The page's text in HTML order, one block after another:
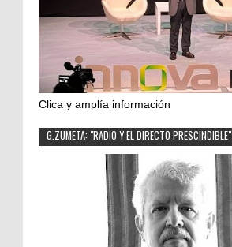
Clica y amplía información
G.ZUMETA: "RADIO Y EL DIRECTO PRESCINDIBLE"